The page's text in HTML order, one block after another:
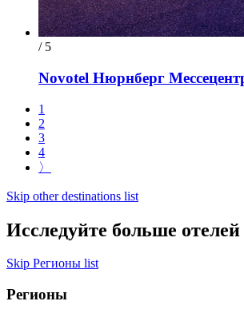
/ 5
Novotel Нюрнберг
1
2
3
4
〉
Skip other destinations list
Исследуйте больше отелей
Skip Регионы list
Регионы